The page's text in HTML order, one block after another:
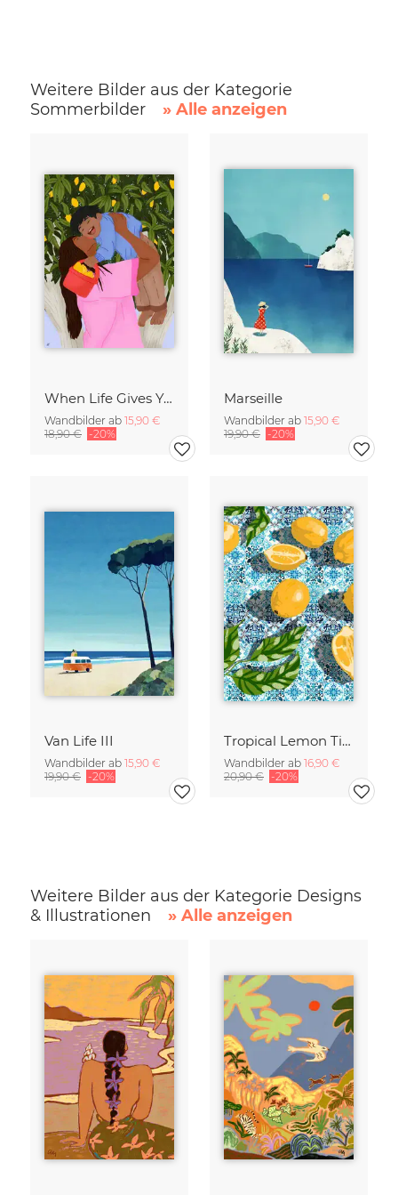
Weitere Bilder aus der Kategorie
Sommerbilder
» Alle anzeigen
When Life Gives You Lemons
Wandbilder ab 15,90 €
18,90 € -20%
Marseille
Wandbilder ab 15,90 €
19,90 € -20%
Van Life III
Wandbilder ab 15,90 €
19,90 € -20%
Tropical Lemon Tiles Painting
Wandbilder ab 16,90 €
20,90 € -20%
Weitere Bilder aus der Kategorie Designs
& Illustrationen
» Alle anzeigen